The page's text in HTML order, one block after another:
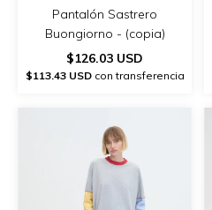
Pantalón Sastrero
Buongiorno - (copia)
$126.03 USD
$113.43 USDcon transferencia